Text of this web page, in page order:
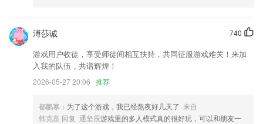
求, 又不缺乏针对性更强的知识点练习方式,便于强化与巩固考试大纲中的
高分知识点
彩票app下载软件大全更新了什么?
新增会员位置标注
内容库支持分享功能
740
溥莎诚
游戏用户收徒，享受师徒间相互扶持，共同征服游戏难关！来加
入我的队伍，共谱辉煌！
2026-05-27 20:06 推荐
都鹏寒 ：为了这个游戏，我已经熬夜好几天了 来自
韩克富 回复 通坚辰游戏里的多人模式真的很好玩，可以和朋友一